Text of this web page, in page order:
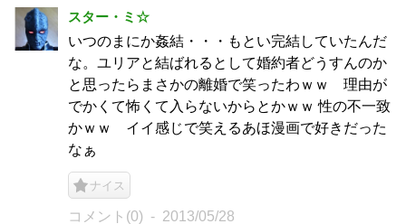
スター・ミ☆
いつのまにか姦結・・・もとい完結していたんだ
な。ユリアと結ばれるとして婚約者どうすんのか
と思ったらまさかの離婚で笑ったわｗｗ 理由が
でかくて怖くて入らないからとかｗｗ 性の不一致
かｗｗ イイ感じで笑えるあほ漫画で好きだった
なぁ
ナイス
コメント(0) 2013/05/28